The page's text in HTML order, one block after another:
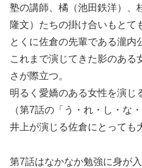
塾の講師、橘（池田鉄洋）、
隆文）たちの掛け合いもとて
とくに佐倉の先輩である瀧内
これまで演じてきた影のある
さが際立つ。
明るく愛嬌のある女性を演じ
（第7話の「う・れ・し・な
井上が演じる佐倉にとっても
第7話はなかなか勉強に身が